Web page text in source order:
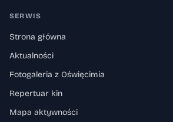
SERWIS
Strona główna
Aktualności
Fotogaleria z Oświęcimia
Repertuar kin
Mapa aktywności